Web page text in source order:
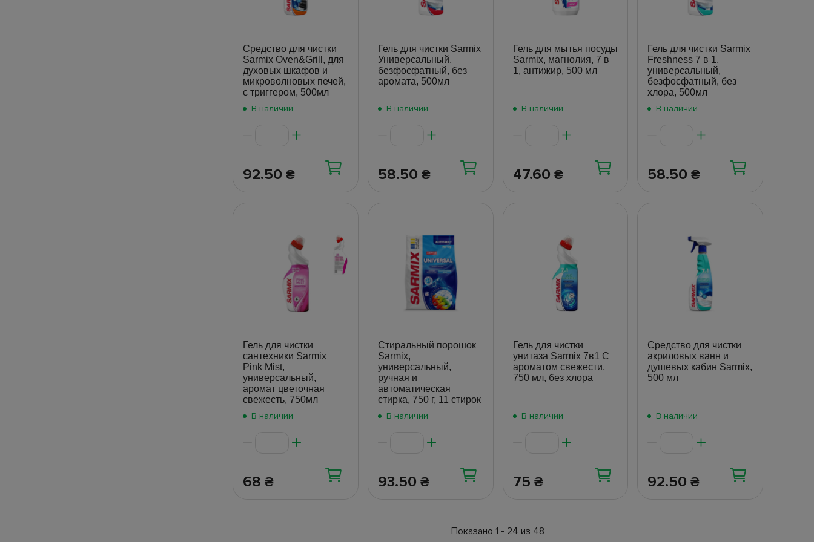
Средство для чистки
Sarmix Oven&Grill, для
духовых шкафов и
микроволновых печей,
с триггером, 500мл
В наличии
92.50 ₴
Гель для чистки Sarmix
Универсальный,
безфосфатный, без
аромата, 500мл
В наличии
58.50 ₴
Гель для мытья посуды
Sarmix, магнолия, 7 в
1, антижир, 500 мл
В наличии
47.60 ₴
Гель для чистки Sarmix
Freshness 7 в 1,
универсальный,
безфосфатный, без
хлора, 500мл
В наличии
58.50₴
Гель для чистки
сантехники Sarmix
Pink Mist,
универсальный,
аромат цветочная
свежесть, 750мл
В наличии
68 ₴
Стиральный порошок
Sarmix,
универсальный,
ручная и
автоматическая
стирка, 750 г, 11 стирок
В наличии
93.50 ₴
Гель для чистки
унитаза Sarmix 7в1 С
ароматом свежести,
750 мл, без хлора
В наличии
75 ₴
Средство для чистки
акриловых ванн и
душевых кабин Sarmix,
500 мл
В наличии
92.50₴
Показано 1 - 24 из 48